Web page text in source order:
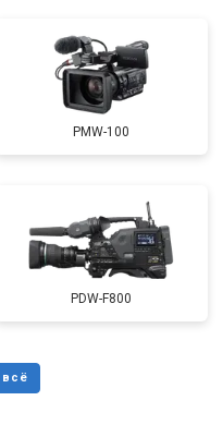
PMW-100
PDW-F800